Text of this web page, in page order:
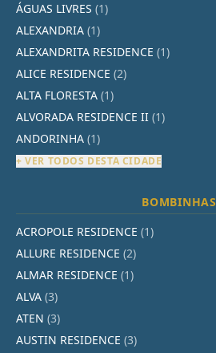
ÁGUAS LIVRES (1)
ALEXANDRIA (1)
ALEXANDRITA RESIDENCE (1)
ALICE RESIDENCE (2)
ALTA FLORESTA (1)
ALVORADA RESIDENCE II (1)
ANDORINHA (1)
+ VER TODOS DESTA CIDADE
BOMBINHAS
ACROPOLE RESIDENCE (1)
ALLURE RESIDENCE (2)
ALMAR RESIDENCE (1)
ALVA (3)
ATEN (3)
AUSTIN RESIDENCE (3)